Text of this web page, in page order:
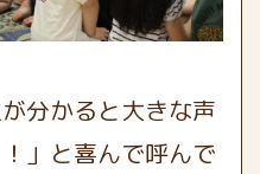
分かると大きな声
」と喜んで呼んで